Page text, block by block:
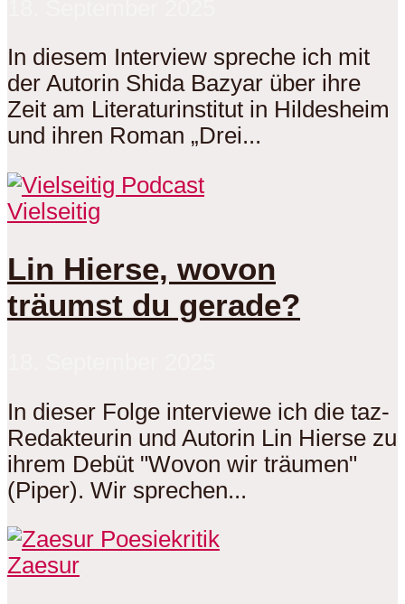
In diesem Interview spreche ich mit
der Autorin Shida Bazyar über ihre
Zeit am Literaturinstitut in Hildesheim
und ihren Roman „Drei...
Vielseitig
Lin Hierse, wovon
träumst du gerade?
In dieser Folge interviewe ich die taz-
Redakteurin und Autorin Lin Hierse zu
ihrem Debüt "Wovon wir träumen"
(Piper). Wir sprechen...
Zaesur